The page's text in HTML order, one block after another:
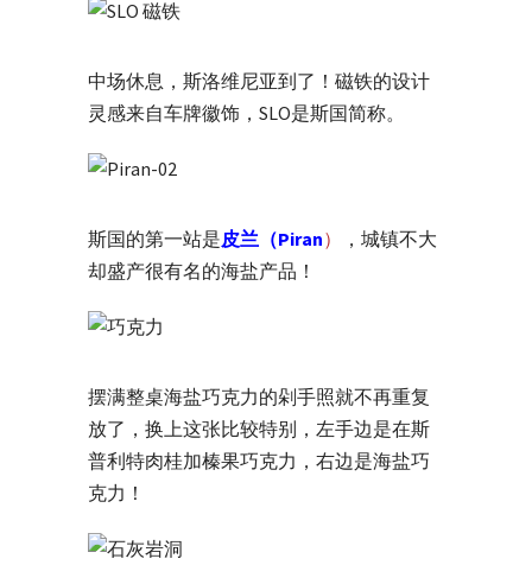
中场休息，斯洛维尼亚到了！磁铁的设计
灵感来自车牌徽饰，SLO是斯国简称。
斯国的第一站是皮兰（Piran）
，城镇不大
却盛产很有名的海盐产品！
摆满整桌海盐巧克力的剁手照就不再重复
放了，换上这张比较特别，左手边是在斯
普利特肉桂加榛果巧克力，右边是海盐巧
克力！